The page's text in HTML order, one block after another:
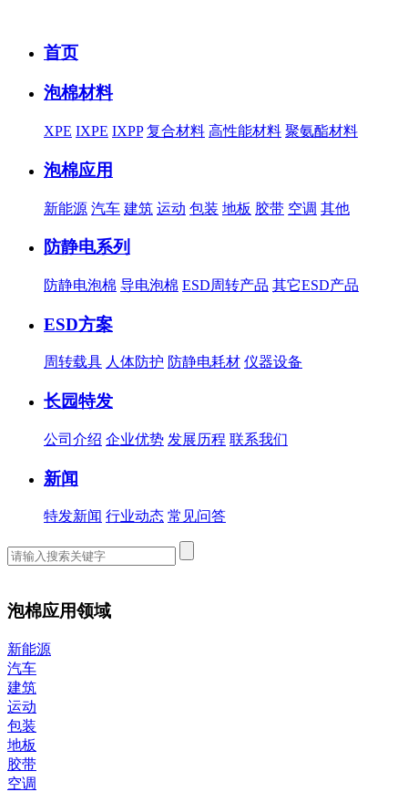
首页
泡棉材料
XPE IXPE IXPP 复合材料 高性能材料 聚氨酯材料
泡棉应用
新能源 汽车 建筑 运动 包装 地板 胶带 空调 其他
防静电系列
防静电泡棉 导电泡棉 ESD周转产品 其它ESD产品
ESD方案
周转载具 人体防护 防静电耗材 仪器设备
长园特发
公司介绍 企业优势 发展历程 联系我们
新闻
特发新闻 行业动态 常见问答
泡棉应用领域
新能源
汽车
建筑
运动
包装
地板
胶带
空调